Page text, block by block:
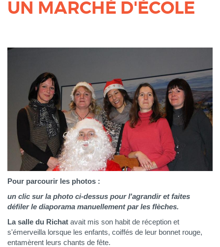
UN MARCHÉ D'ÉCOLE
Pour parcourir les photos :
un clic sur la photo ci-dessus pour l'agrandir et faites
défiler le diaporama manuellement par les flèches.
La salle du Richat avait mis son habit de réception et
s'émerveilla lorsque les enfants, coiffés de leur bonnet rouge,
entamèrent leurs chants de fête.